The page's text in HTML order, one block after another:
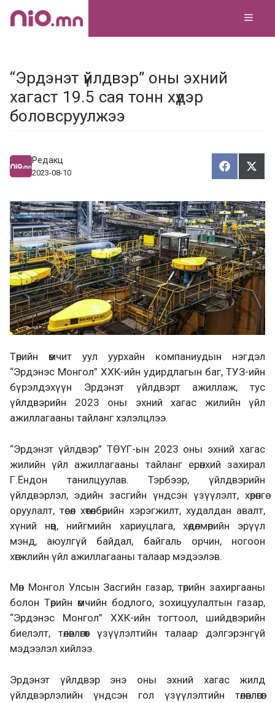
Skip
“Эрдэнэт үйлдвэр” оны эхний
хагаст 19.5 сая тонн хүдэр
боловсруулжээ
Редакц
2023-08-10
Х
у
а
а
л
ц
а
х
Т
ү
э
э
х
Төрийн өмчит уул уурхайн компаниудын нэгдэл
“Эрдэнэс Монгол” ХХК-ийн удирдлагын баг, ТУЗ-ийн
бүрэлдэхүүн Эрдэнэт үйлдвэрт ажиллаж, тус
үйлдвэрийн 2023 оны эхний хагас жилийн үйл
ажиллагааны тайланг хэлэлцлээ.
“Эрдэнэт үйлдвэр” ТӨҮГ-ын 2023 оны эхний хагас
жилийн үйл ажиллагааны тайланг ерөнхий захирал
Г.Ёндон танилцуулав. Тэрбээр, үйлдвэрийн
үйлдвэрлэл, эдийн засгийн үндсэн үзүүлэлт, хөрөнгө
оруулалт, төсөл хөтөлбөрийн хэрэгжилт, худалдан авалт,
хүний нөөц, нийгмийн хариуцлага, хөдөлмөрийн эрүүл
мэнд, аюулгүй байдал, байгаль орчин, ногоон
хөгжлийн үйл ажиллагааны талаар мэдээлэв.
Мөн Монгол Улсын Засгийн газар, төрийн захиргааны
болон Төрийн өмчийн бодлого, зохицуулалтын газар,
“Эрдэнэс Монгол” ХХК-ийн тогтоол, шийдвэрийн
биелэлт, төлөвлөгөөт үзүүлэлтийн талаар дэлгэрэнгүй
мэдээлэл хийлээ.
Эрдэнэт үйлдвэр энэ оны эхний хагас жилд
үйлдвэрлэлийн үндсэн гол үзүүлэлтийн төлөвлөгөөг